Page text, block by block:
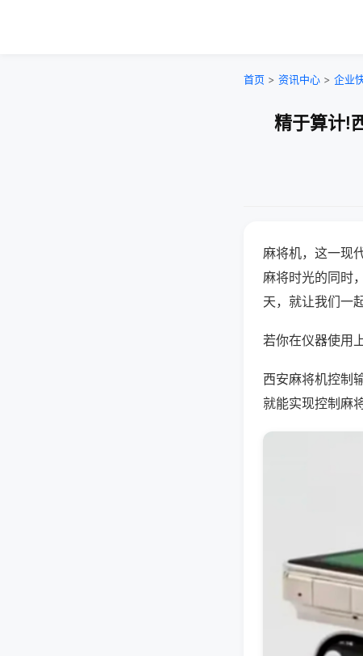
首页 > 资讯中心 > 企业
精于算计!
麻将机，这一现
麻将时光的同时
天，就让我们一
若你在仪器使用
西安麻将机控制
就能实现控制麻